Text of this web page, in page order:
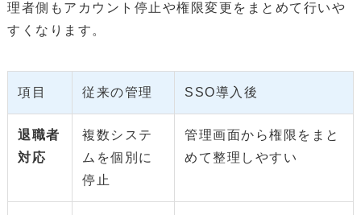
理者側もアカウント停止や権限変更をまとめて行いや
すくなります。
項目 従来の管理 SSO導入後
退職者
対応
複数システ
ムを個別に
停止
管理画面から権限をまと
めて整理しやすい